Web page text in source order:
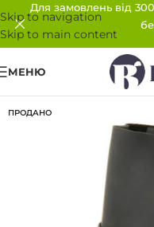
Skip to navigation
Skip to main content
Для замовлень від
МЕНЮ
ПРОДАНО